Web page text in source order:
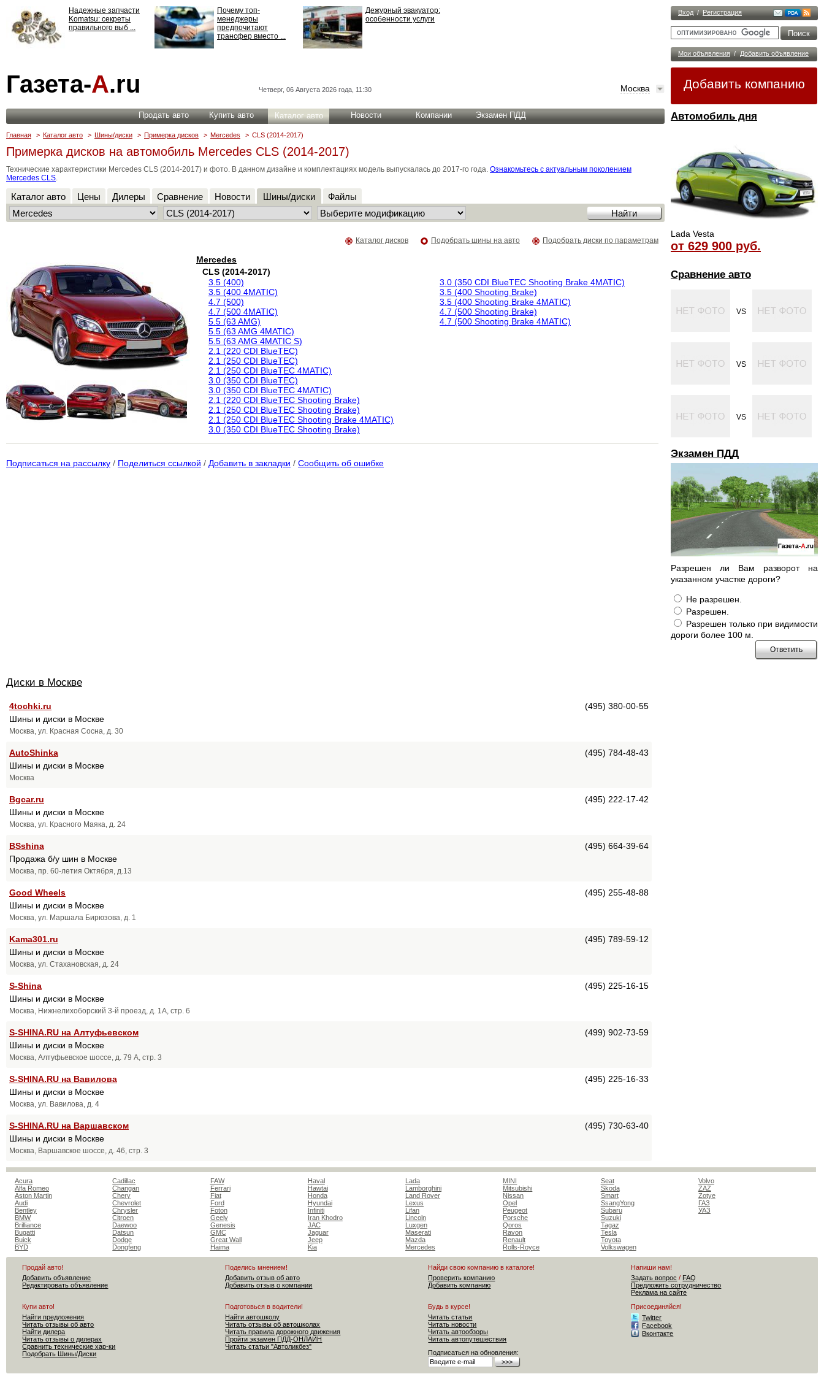
Вход / Регистрация
Мои объявления / Добавить объявление
Добавить компанию
Автомобиль дня
Lada Vesta
от 629 900 руб.
Сравнение авто
VS
VS
VS
Экзамен ПДД
Разрешен ли Вам разворот на
указанном участке дороги?
Не разрешен.
Разрешен.
Разрешен только при видимости
дороги более 100 м.
Надежные запчасти
Komatsu: секреты
правильного выб ...
Почему топ-
менеджеры
предпочитают
трансфер вместо ...
Дежурный эвакуатор:
особенности услуги
ответственности: все,
что нужно знать ...
Газета-А.ru Четверг, 06 Августа 2026 года, 11:30 Москва
Продать авто Купить авто Каталог авто Новости Компании Экзамен ПДД
Главная > Каталог авто > Шины/диски > Примерка дисков > Mercedes > CLS (2014-2017)
Примерка дисков на автомобиль Mercedes CLS (2014-2017)
Технические характеристики Mercedes CLS (2014-2017) и фото. В данном дизайне и комплектациях модель выпускалась до 2017-го года. Ознакомьтесь с актуальным поколением
Mercedes CLS.
Каталог авто Цены Дилеры Сравнение Новости Шины/диски Файлы
Подобрать диски по параметрам
Подобрать шины на авто
Каталог дисков
Mercedes
CLS (2014-2017)
3.5 (400)
3.5 (400 4MATIC)
4.7 (500)
4.7 (500 4MATIC)
5.5 (63 AMG)
5.5 (63 AMG 4MATIC)
5.5 (63 AMG 4MATIC S)
2.1 (220 CDI BlueTEC)
2.1 (250 CDI BlueTEC)
2.1 (250 CDI BlueTEC 4MATIC)
3.0 (350 CDI BlueTEC)
3.0 (350 CDI BlueTEC 4MATIC)
2.1 (220 CDI BlueTEC Shooting Brake)
2.1 (250 CDI BlueTEC Shooting Brake)
2.1 (250 CDI BlueTEC Shooting Brake 4MATIC)
3.0 (350 CDI BlueTEC Shooting Brake)
3.0 (350 CDI BlueTEC Shooting Brake 4MATIC)
3.5 (400 Shooting Brake)
3.5 (400 Shooting Brake 4MATIC)
4.7 (500 Shooting Brake)
4.7 (500 Shooting Brake 4MATIC)
Подписаться на рассылку / Поделиться ссылкой / Добавить в закладки / Сообщить об ошибке
Диски в Москве
4tochki.ru
(495) 380-00-55
Шины и диски в Москве
Москва, ул. Красная Сосна, д. 30
AutoShinka
(495) 784-48-43
Шины и диски в Москве
Москва
Bgcar.ru
(495) 222-17-42
Шины и диски в Москве
Москва, ул. Красного Маяка, д. 24
BSshina
(495) 664-39-64
Продажа б/у шин в Москве
Москва, пр. 60-летия Октября, д.13
Good Wheels
(495) 255-48-88
Шины и диски в Москве
Москва, ул. Маршала Бирюзова, д. 1
Kama301.ru
(495) 789-59-12
Шины и диски в Москве
Москва, ул. Стахановская, д. 24
S-Shina
(495) 225-16-15
Шины и диски в Москве
Москва, Нижнелихоборский 3-й проезд, д. 1А, стр. 6
S-SHINA.RU на Алтуфьевском
(499) 902-73-59
Шины и диски в Москве
Москва, Алтуфьевское шоссе, д. 79 А, стр. 3
S-SHINA.RU на Вавилова
(495) 225-16-33
Шины и диски в Москве
Москва, ул. Вавилова, д. 4
S-SHINA.RU на Варшавском
(495) 730-63-40
Шины и диски в Москве
Москва, Варшавское шоссе, д. 46, стр. 3
Acura
Alfa Romeo
Aston Martin
Audi
Bentley
BMW
Brilliance
Bugatti
Buick
BYD
Cadillac
Changan
Chery
Chevrolet
Chrysler
Citroen
Daewoo
Datsun
Dodge
Dongfeng
FAW
Ferrari
Fiat
Ford
Foton
Geely
Genesis
GMC
Great Wall
Haima
Haval
Hawtai
Honda
Hyundai
Infiniti
Iran Khodro
JAC
Jaguar
Jeep
Kia
Lada
Lamborghini
Land Rover
Lexus
Lifan
Lincoln
Luxgen
Maserati
Mazda
Mercedes
MINI
Mitsubishi
Nissan
Opel
Peugeot
Porsche
Qoros
Ravon
Renault
Rolls-Royce
Seat
Skoda
Smart
SsangYong
Subaru
Suzuki
Tagaz
Tesla
Toyota
Volkswagen
Volvo
ZAZ
Zotye
ГАЗ
УАЗ
Продай авто!
Добавить объявление
Редактировать объявление
Поделись мнением!
Добавить отзыв об авто
Добавить отзыв о компании
Найди свою компанию в каталоге!
Проверить компанию
Добавить компанию
Напиши нам!
Задать вопрос / FAQ
Предложить сотрудничество
Реклама на сайте
Купи авто!
Найти предложения
Читать отзывы об авто
Найти дилера
Читать отзывы о дилерах
Сравнить технические хар-ки
Подобрать Шины/Диски
Подготовься в водители!
Найти автошколу
Читать отзывы об автошколах
Читать правила дорожного движения
Пройти экзамен ПДД-ОНЛАЙН
Читать статьи "Автоликбез"
Будь в курсе!
Читать статьи
Читать новости
Читать автообзоры
Читать автопутешествия
Подписаться на обновления:
Присоединяйся!
Twitter
Facebook
Вконтакте